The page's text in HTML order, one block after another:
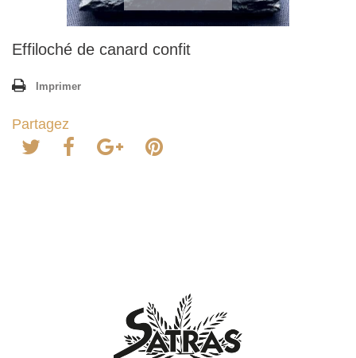
Effiloché de canard confit
Imprimer
Partagez